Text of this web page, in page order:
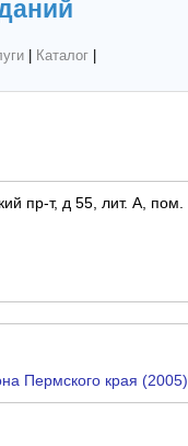
| Каталог|
пр-т, д 55, лит. А, пом.
Пермского края (2005)